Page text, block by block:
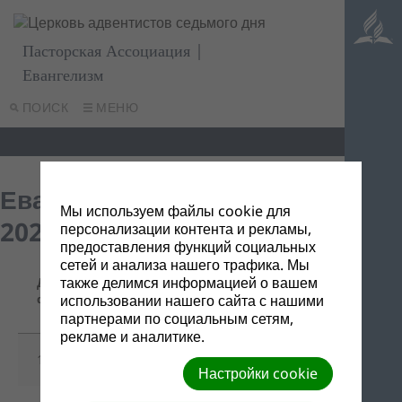
ПОИСК МЕНЮ
Пасторская Ассоциация |
Евангелизм
Евангельская программа
2020
Дата
файла
Название/
Ссылка для
скачивания
Описание
19/12/2019 012.pptx -
Мы используем файлы cookie для
персонализации контента и рекламы,
предоставления функций социальных
сетей и анализа нашего трафика. Мы
также делимся информацией о вашем
использовании нашего сайта с нашими
партнерами по социальным сетям,
рекламе и аналитике.
Настройки cookie